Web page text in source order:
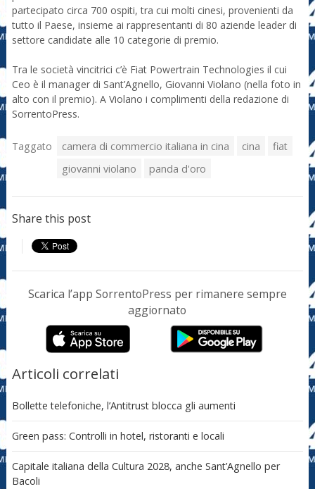
partecipato circa 700 ospiti, tra cui molti cinesi, provenienti da
tutto il Paese, insieme ai rappresentanti di 80 aziende leader di
settore candidate alle 10 categorie di premio.
Tra le società vincitrici c’è Fiat Powertrain Technologies il cui
Ceo è il manager di Sant’Agnello, Giovanni Violano (nella foto in
alto con il premio). A Violano i complimenti della redazione di
SorrentoPress.
Taggato camera di commercio italiana in cina cina
fiat
giovanni violano
panda d'oro
Share this post
Scarica l’app SorrentoPress per rimanere sempre
aggiornato
Articoli correlati
Bollette telefoniche, l’Antitrust blocca gli aumenti
Green pass: Controlli in hotel, ristoranti e locali
Capitale italiana della Cultura 2028, anche Sant’Agnello per
Bacoli